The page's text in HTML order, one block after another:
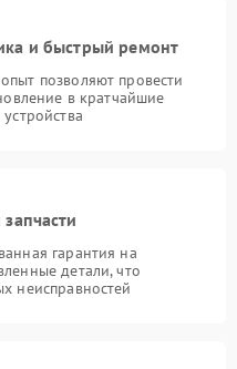
и быстрый ремонт
позволяют провести
в кратчайшие
гарантия на
детали, что
неисправностей